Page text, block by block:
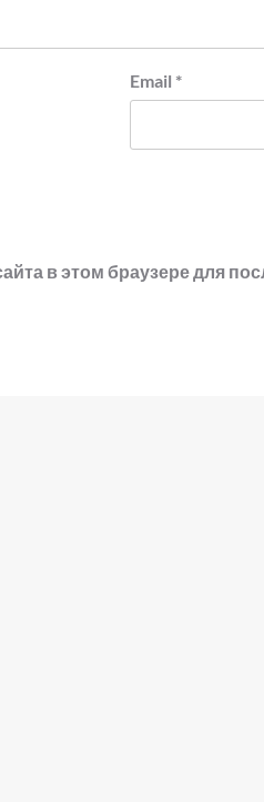
Email *
в этом браузере для